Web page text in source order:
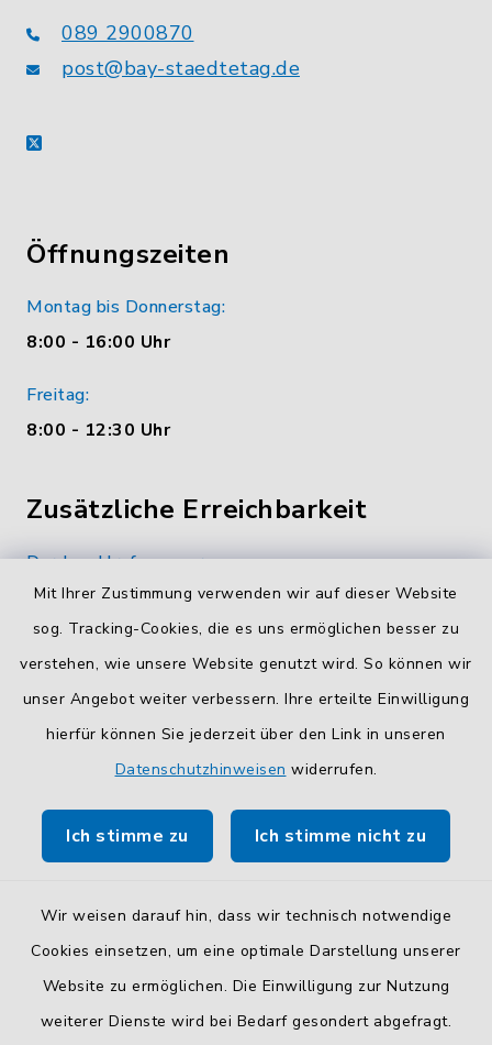
Mit Ihrer Zustimmung verwenden wir auf dieser Website
sog. Tracking-Cookies, die es uns ermöglichen besser zu
verstehen, wie unsere Website genutzt wird. So können wir
unser Angebot weiter verbessern. Ihre erteilte Einwilligung
hierfür können Sie jederzeit über den Link in unseren
Datenschutzhinweisen widerrufen.
Ich stimme zu Ich stimme nicht zu
Wir weisen darauf hin, dass wir technisch notwendige
Cookies einsetzen, um eine optimale Darstellung unserer
Website zu ermöglichen. Die Einwilligung zur Nutzung
weiterer Dienste wird bei Bedarf gesondert abgefragt.
089 2900870
post@bay-staedtetag.de
X
Öffnungszeiten
Montag bis Donnerstag:
8:00 - 16:00 Uhr
Freitag:
8:00 - 12:30 Uhr
Zusätzliche Erreichbarkeit
Durchwahlrufnummern
Die Durchwahlrufnummern unserer Mitarbeiterinnen
und Mitarbeiter finden Siehier.
Kontaktformular
SicheresKontaktformularmit BayernID verwenden.
So finden Sie uns.